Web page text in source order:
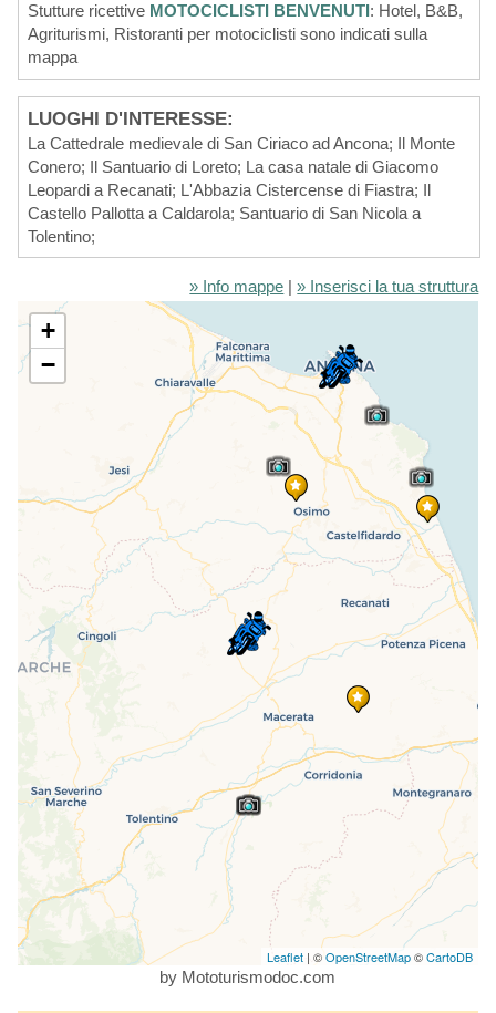
Stutture ricettive MOTOCICLISTI BENVENUTI: Hotel, B&B,
Agriturismi, Ristoranti per motociclisti sono indicati sulla
mappa
LUOGHI D'INTERESSE:
La Cattedrale medievale di San Ciriaco ad Ancona; Il Monte
Conero; Il Santuario di Loreto; La casa natale di Giacomo
Leopardi a Recanati; L'Abbazia Cistercense di Fiastra; Il
Castello Pallotta a Caldarola; Santuario di San Nicola a
Tolentino;
» Info mappe |» Inserisci la tua struttura
+
−
Leaflet | ©OpenStreetMap©CartoDB
by Mototurismodoc.com